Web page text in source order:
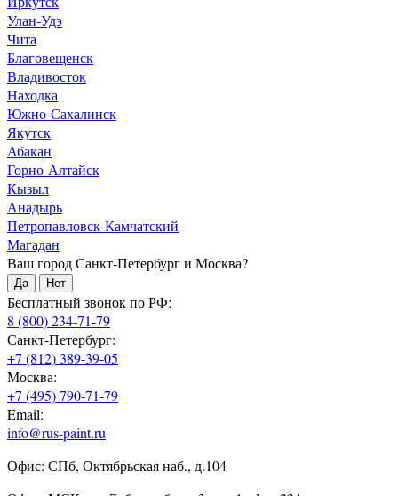
Улан-Удэ
Чита
Благовещенск
Владивосток
Находка
Южно-Сахалинск
Якутск
Абакан
Горно-Алтайск
Кызыл
Анадырь
Петропавловск-Камчатский
Магадан
Ваш город Санкт-Петербург и Москва?
Да Нет
Бесплатный звонок по РФ:
8 (800) 234-71-79
Санкт-Петербург:
+7 (812) 389-39-05
Москва:
+7 (495) 790-71-79
Email:
info@rus-paint.ru
Офис: СПб, Октябрьская наб., д.104